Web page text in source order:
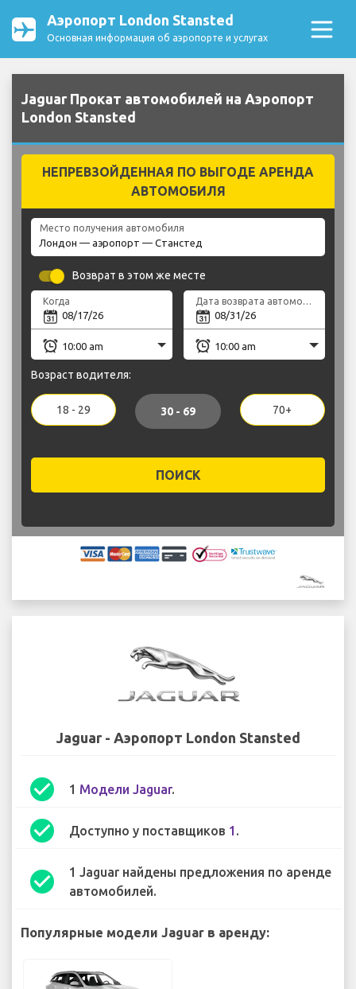
Аэропорт London Stansted
Основная информация об аэропорте и услугах
Jaguar Прокат автомобилей на Аэропорт
London Stansted
НЕПРЕВЗОЙДЕННАЯ ПО ВЫГОДЕ АРЕНДА
АВТОМОБИЛЯ
Место получения автомобиля
Возврат в этом же месте
Когда Дата возврата автомобиля
Возраст водителя:
18 - 29 30 - 69 70+
ПОИСК
Jaguar - Аэропорт London Stansted
check_circle 1 Модели Jaguar.
check_circle Доступно у поставщиков 1 .
check_circle
1 Jaguar найдены предложения по аренде
автомобилей.
Популярные модели Jaguar в аренду: